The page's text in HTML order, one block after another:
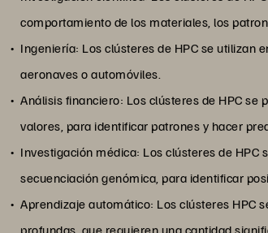
comportamiento de los materiales, los
Ingeniería: Los clústeres de HPC se utilizan
aeronaves o automóviles.
Análisis financiero: Los clústeres de HPC
valores, para identificar patrones y hacer
Investigación médica: Los clústeres de
secuenciación genómica, para identificar
Aprendizaje automático: Los clústeres HPC
profundas, que requieren una cantidad